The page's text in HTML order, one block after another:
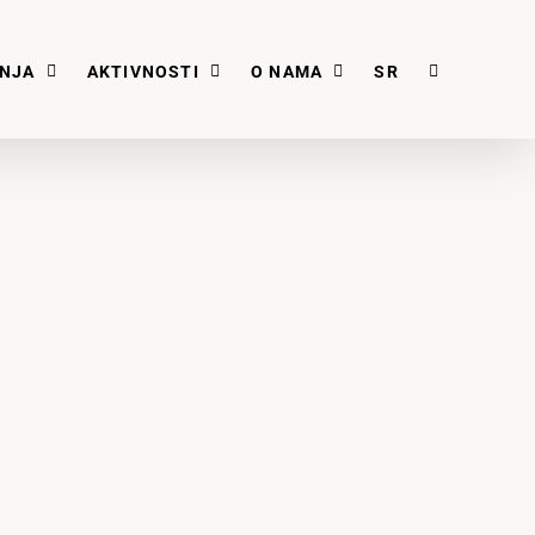
AKTIVNOSTI O NAMA SR